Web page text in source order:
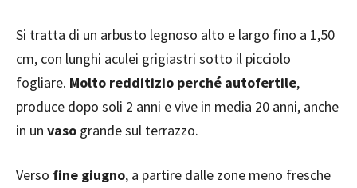
Si tratta di un arbusto legnoso alto e largo fino a 1,50
cm, con lunghi aculei grigiastri sotto il picciolo
fogliare. Molto redditizio perché autofertile,
produce dopo soli 2 anni e vive in media 20 anni, anche
in un vaso grande sul terrazzo.
Verso fine giugno, a partire dalle zone meno fresche